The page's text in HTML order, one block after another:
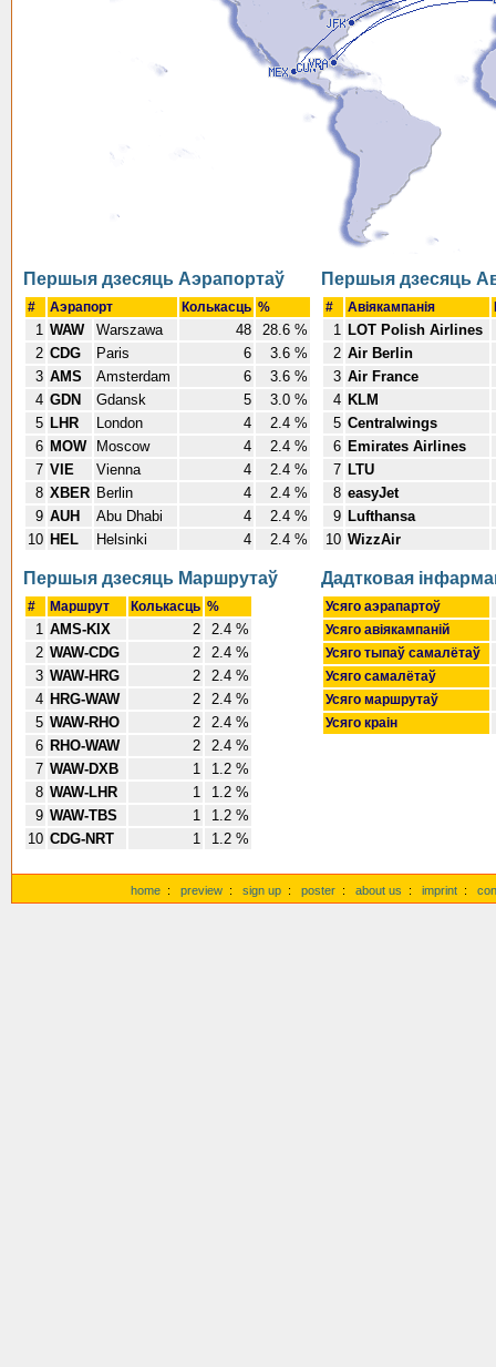
Першыя дзесяць Аэрапортаў
# Аэрапорт Колькасць %
1 WAW Warszawa 48
28.6 %
2 CDG Paris 6
3.6 %
3 AMS Amsterdam 6
3.6 %
4 GDN Gdansk 5
3.0 %
5 LHR London 4
2.4 %
6 MOW Moscow 4
2.4 %
7 VIE Vienna 4
2.4 %
8 XBER Berlin 4
2.4 %
9 AUH Abu Dhabi 4
2.4 %
10 HEL Helsinki 4 2.4 %
Першыя дзесяць
# Авіякампанія
1 LOT Polish Airlines
2 Air Berlin
3 Air France
4 KLM
5 Centralwings
6 Emirates Airlines
7 LTU
8 easyJet
9 Lufthansa
10 WizzAir
Першыя дзесяць Маршрутаў
# Маршрут Колькасць %
1 AMS-KIX 2
2.4 %
2 WAW-CDG 2
2.4 %
3 WAW-HRG 2
2.4 %
4 HRG-WAW 2
2.4 %
5 WAW-RHO 2
2.4 %
6 RHO-WAW 2
2.4 %
7 WAW-DXB 1
1.2 %
8 WAW-LHR 1
1.2 %
9 WAW-TBS 1
1.2 %
10 CDG-NRT 1 1.2 %
Дадтковая
Усяго аэрапартоў
Усяго авіякампаній
Усяго тыпаў самалётаў
Усяго самалётаў
Усяго маршрутаў
Усяго краін
home : preview : sign up : poster : about us : imprint :